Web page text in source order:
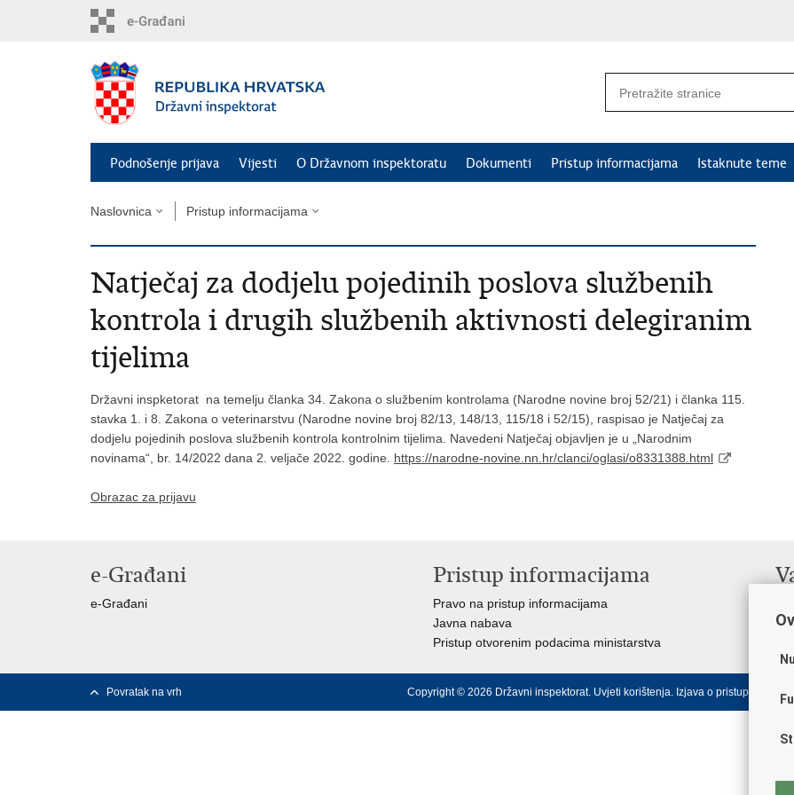
Podnošenje prijava Vijesti O Državnom inspektoratu Dokumenti Pristup informacijama Istaknute teme
Naslovnica Pristup informacijama
Natječaj za dodjelu pojedinih poslova službenih
kontrola i drugih službenih aktivnosti delegiranim
tijelima
Državni inspketorat na temelju članka 34. Zakona o službenim kontrolama (Narodne novine broj 52/21) i članka 115.
stavka 1. i 8. Zakona o veterinarstvu (Narodne novine broj 82/13, 148/13, 115/18 i 52/15), raspisao je Natječaj za
dodjelu pojedinih poslova službenih kontrola kontrolnim tijelima. Navedeni Natječaj objavljen je u „Narodnim
novinama“, br. 14/2022 dana 2. veljače 2022. godine. https://narodne-novine.nn.hr/clanci/oglasi/o8331388.html
Obrazac za prijavu
e-Građani
e-Građani
Pristup informacijama
Pravo na pristup informacijama
Javna nabava
Pristup otvorenim podacima ministarstva
Povratak na vrh Copyright © 2026 Državni inspektorat. Uvjeti korištenja. Izjava o pristupačnosti.